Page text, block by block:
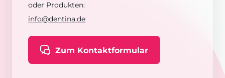
oder Produkten:
info@dentina.de
Zum Kontaktformular